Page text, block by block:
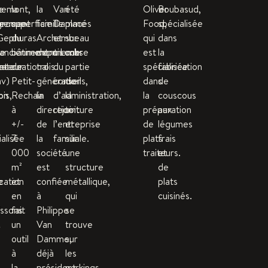
Locks
la
superficie
du
bâtiment
de
Petit-
Rechain
à
+/-
7.
000
m²
et
en
fait
un
outil
à
la
famille
Archambeau
depuis
trois
générations,
la
direction
de
la
société
est
confiée
à
Philippe
Van
Damme,
déjà
Van
Damme
et
membre
du
conseil
d’administration,
rejoint
l’entreprise
familiale.
été
placés
sur
une
partie
de
la
toiture
et
sur
une
structure
métallique,
qui
se
trouve
sur
les
Oliver
Food,
qui
est
spécialisée
dans
la
préparation
de
plats
traiteurs.
Boubasud,
spécialisée
dans
la
fabrication
de
couscous
aux
légumes
frais
et
de
plats
cuisinés.